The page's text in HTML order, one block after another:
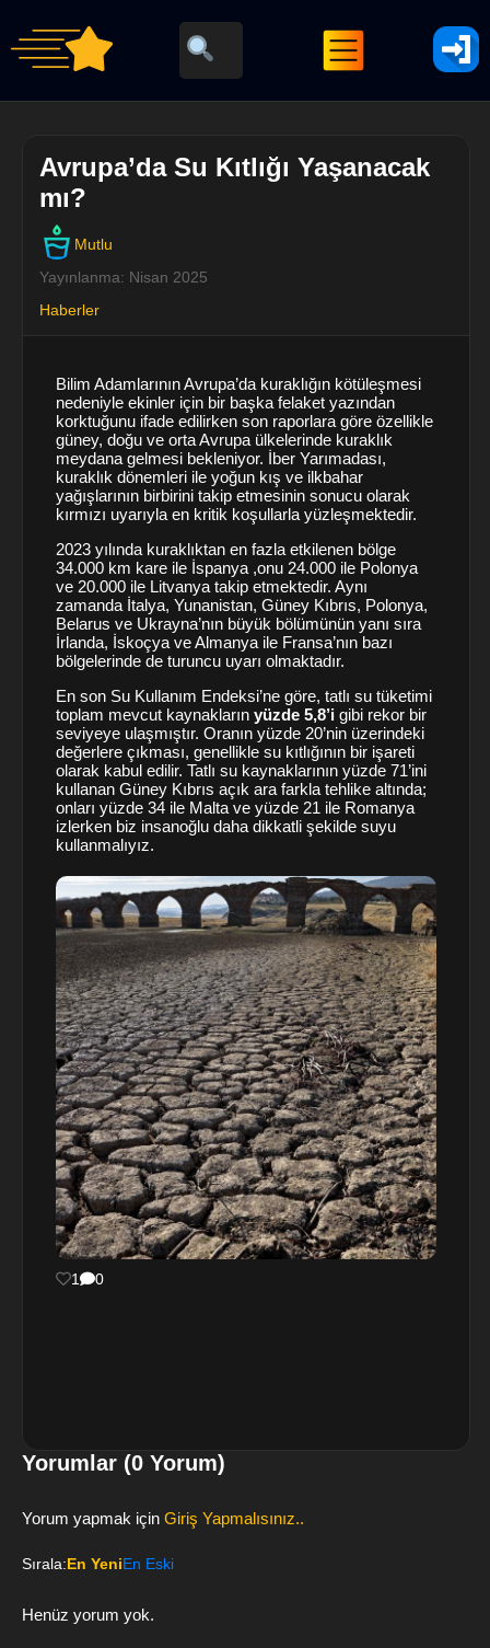
Avrupa’da Su Kıtlığı Yaşanacak
mı?
Mutlu
Yayınlanma: Nisan 2025
Haberler
Bilim Adamlarının Avrupa’da kuraklığın kötüleşmesi
nedeniyle ekinler için bir başka felaket yazından
korktuğunu ifade edilirken son raporlara göre özellikle
güney, doğu ve orta Avrupa ülkelerinde kuraklık
meydana gelmesi bekleniyor. İber Yarımadası,
kuraklık dönemleri ile yoğun kış ve ilkbahar
yağışlarının birbirini takip etmesinin sonucu olarak
kırmızı uyarıyla en kritik koşullarla yüzleşmektedir.
2023 yılında kuraklıktan en fazla etkilenen bölge
34.000 km kare ile İspanya ,onu 24.000 ile Polonya
ve 20.000 ile Litvanya takip etmektedir. Aynı
zamanda İtalya, Yunanistan, Güney Kıbrıs, Polonya,
Belarus ve Ukrayna’nın büyük bölümünün yanı sıra
İrlanda, İskoçya ve Almanya ile Fransa’nın bazı
bölgelerinde de turuncu uyarı olmaktadır.
En son Su Kullanım Endeksi’ne göre, tatlı su tüketimi
toplam mevcut kaynakların yüzde 5,8’i gibi rekor bir
seviyeye ulaşmıştır. Oranın yüzde 20’nin üzerindeki
değerlere çıkması, genellikle su kıtlığının bir işareti
olarak kabul edilir. Tatlı su kaynaklarının yüzde 71’ini
kullanan Güney Kıbrıs açık ara farkla tehlike altında;
onları yüzde 34 ile Malta ve yüzde 21 ile Romanya
izlerken biz insanoğlu daha dikkatli şekilde suyu
kullanmalıyız.
1 0
Yorumlar (0 Yorum)
Yorum yapmak için Giriş Yapmalısınız..
Sırala:En YeniEn Eski
Henüz yorum yok.